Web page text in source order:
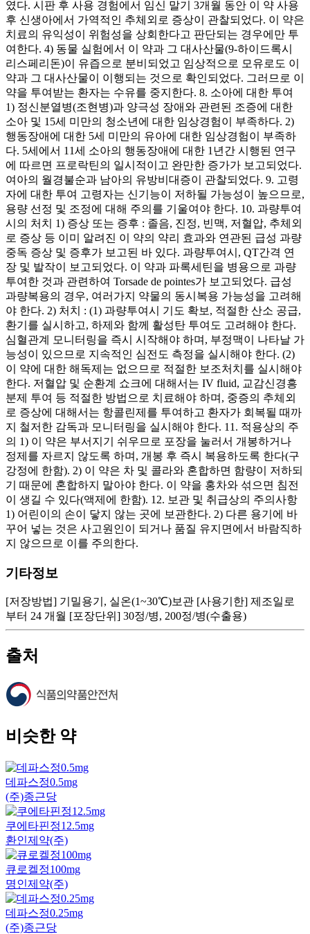
기타정보
[저장방법] 기밀용기, 실온(1~30℃)보관 [사용기한] 제조일로
부터 24 개월 [포장단위] 30정/병, 200정/병(수출용)
출처
비슷한 약
데파스정0.5mg
(주)종근당
쿠에타핀정12.5mg
환인제약(주)
큐로켈정100mg
명인제약(주)
데파스정0.25mg
(주)종근당